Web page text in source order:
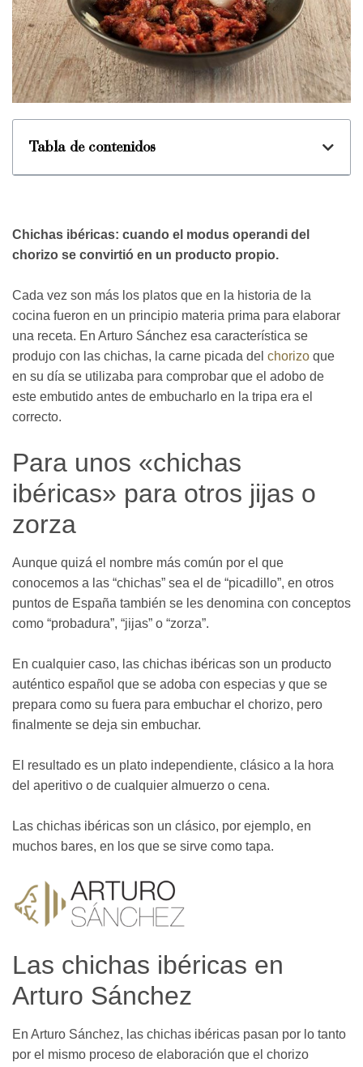
Tabla de contenidos
Chichas ibéricas: cuando el modus operandi del
chorizo se convirtió en un producto propio.
Cada vez son más los platos que en la historia de la
cocina fueron en un principio materia prima para elaborar
una receta. En Arturo Sánchez esa característica se
produjo con las chichas, la carne picada del chorizo que
en su día se utilizaba para comprobar que el adobo de
este embutido antes de embucharlo en la tripa era el
correcto.
Para unos «chichas
ibéricas» para otros jijas o
zorza
Aunque quizá el nombre más común por el que
conocemos a las “chichas” sea el de “picadillo”, en otros
puntos de España también se les denomina con conceptos
como “probadura”, “jijas” o “zorza”.
En cualquier caso, las chichas ibéricas son un producto
auténtico español que se adoba con especias y que se
prepara como su fuera para embuchar el chorizo, pero
finalmente se deja sin embuchar.
El resultado es un plato independiente, clásico a la hora
del aperitivo o de cualquier almuerzo o cena.
Las chichas ibéricas son un clásico, por ejemplo, en
muchos bares, en los que se sirve como tapa.
Las chichas ibéricas en
Arturo Sánchez
En Arturo Sánchez, las chichas ibéricas pasan por lo tanto
por el mismo proceso de elaboración que el chorizo